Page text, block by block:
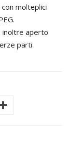
molteplici
inoltre aperto
parti.